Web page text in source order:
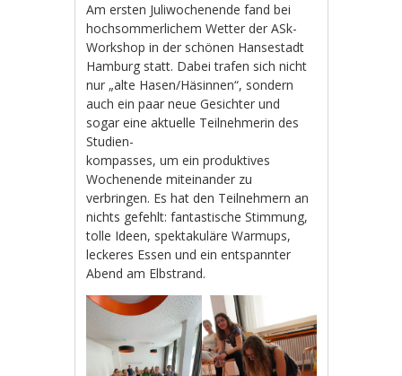
Am ersten Juliwochenende fand bei
hochsommerlichem Wetter der ASk-
Workshop in der schönen Hansestadt
Hamburg statt. Dabei trafen sich nicht
nur „alte Hasen/Häsinnen“, sondern
auch ein paar neue Gesichter und
sogar eine aktuelle Teilnehmerin des
Studien-
kompasses, um ein produktives
Wochenende miteinander zu
verbringen. Es hat den Teilnehmern an
nichts gefehlt: fantastische Stimmung,
tolle Ideen, spektakuläre Warmups,
leckeres Essen und ein entspannter
Abend am Elbstrand.